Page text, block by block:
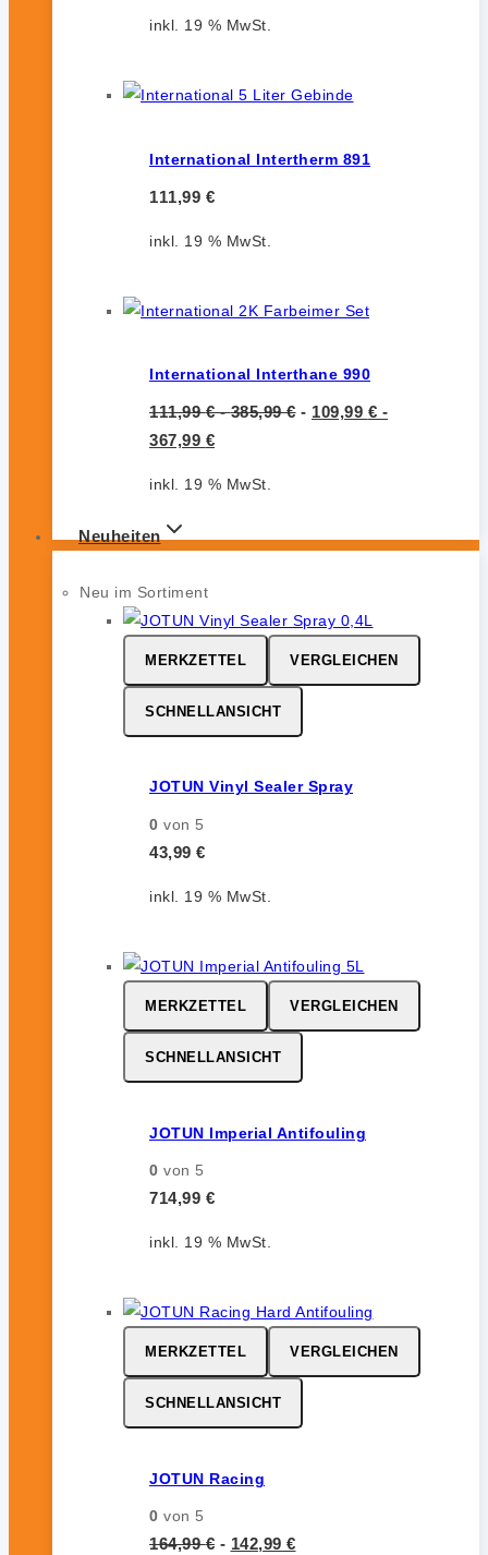
inkl. 19 % MwSt.
International Intertherm 891
111,99 €
inkl. 19 % MwSt.
International Interthane 990
111,99€-385,99€- 109,99 € -
367,99 €
inkl. 19 % MwSt.
Neuheiten
Neu im Sortiment
MERKZETTEL VERGLEICHEN
SCHNELLANSICHT
JOTUN Vinyl Sealer Spray
0 von 5
43,99 €
inkl. 19 % MwSt.
MERKZETTEL VERGLEICHEN
SCHNELLANSICHT
JOTUN Imperial Antifouling
0 von 5
714,99 €
inkl. 19 % MwSt.
MERKZETTEL VERGLEICHEN
SCHNELLANSICHT
JOTUN Racing
0 von 5
164,99€ - 142,99 €